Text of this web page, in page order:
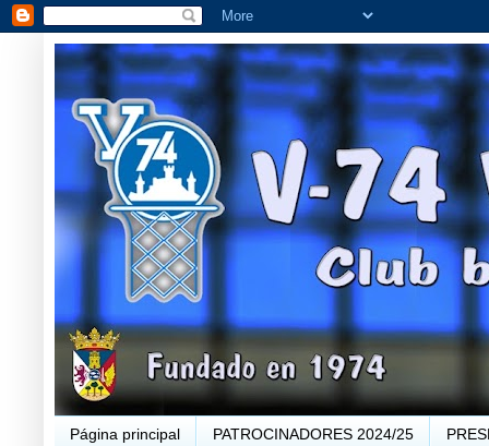
Página principal PATROCINADORES 2024/25